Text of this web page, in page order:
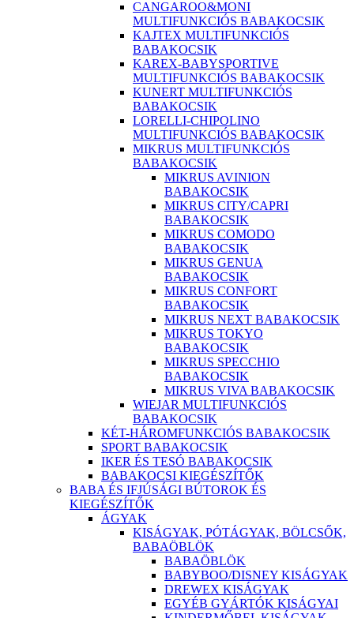
CANGAROO&MONI
MULTIFUNKCIÓS BABAKOCSIK
KAJTEX MULTIFUNKCIÓS
BABAKOCSIK
KAREX-BABYSPORTIVE
MULTIFUNKCIÓS BABAKOCSIK
KUNERT MULTIFUNKCIÓS
BABAKOCSIK
LORELLI-CHIPOLINO
MULTIFUNKCIÓS BABAKOCSIK
MIKRUS MULTIFUNKCIÓS
BABAKOCSIK
MIKRUS AVINION
BABAKOCSIK
MIKRUS CITY/CAPRI
BABAKOCSIK
MIKRUS COMODO
BABAKOCSIK
MIKRUS GENUA
BABAKOCSIK
MIKRUS CONFORT
BABAKOCSIK
MIKRUS NEXT BABAKOCSIK
MIKRUS TOKYO
BABAKOCSIK
MIKRUS SPECCHIO
BABAKOCSIK
MIKRUS VIVA BABAKOCSIK
WIEJAR MULTIFUNKCIÓS
BABAKOCSIK
KÉT-HÁROMFUNKCIÓS BABAKOCSIK
SPORT BABAKOCSIK
IKER ÉS TESÓ BABAKOCSIK
BABAKOCSI KIEGÉSZÍTŐK
BABA ÉS IFJÚSÁGI BÚTOROK ÉS
KIEGÉSZÍTŐK
ÁGYAK
KISÁGYAK, PÓTÁGYAK, BÖLCSŐK,
BABAÖBLÖK
BABAÖBLÖK
BABYBOO/DISNEY KISÁGYAK
DREWEX KISÁGYAK
EGYÉB GYÁRTÓK KISÁGYAI